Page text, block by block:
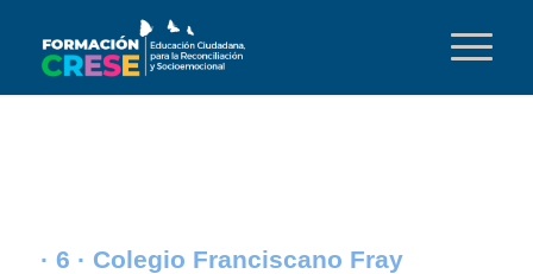
· 6 · Colegio Franciscano Fray